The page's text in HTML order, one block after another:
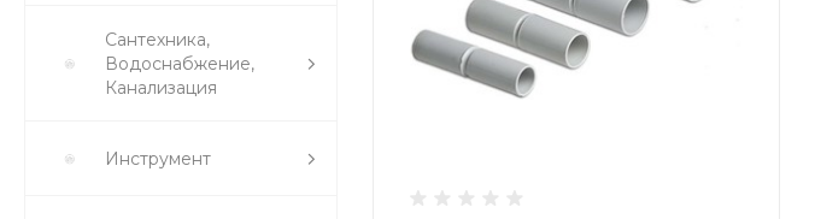
Сантехника,
Водоснабжение,
Канализация
Инструмент